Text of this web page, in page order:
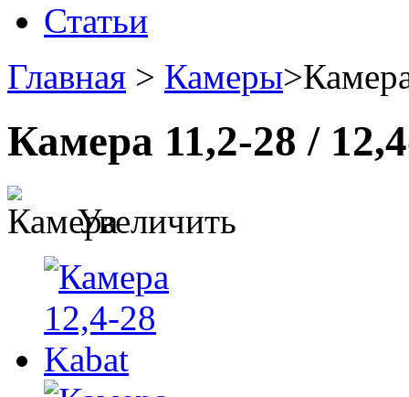
Статьи
Главная > Камеры>
Камера 11,2-28 /
Увеличить